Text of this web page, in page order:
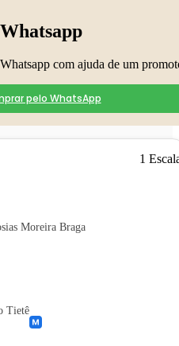
com ajuda de um
pelo WhatsApp
1
Moreira Braga
Tietê